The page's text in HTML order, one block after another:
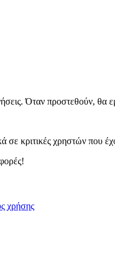
Όταν προστεθούν, θα
σε κριτικές χρηστών
χρήσης